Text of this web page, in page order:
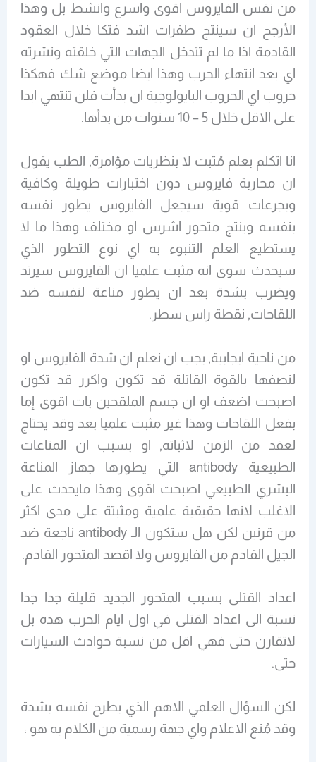
من نفس الفايروس اقوى واسرع وانشط بل وهذا
الأرجح ان سينتج طفرات اشد فتكا خلال العقود
القادمة اذا ما لم تتدخل الجهات التي خلقته ونشرته
اي بعد انتهاء الحرب وهذا ايضا موضع شك فهكذا
حروب اي الحروب البايولوجية ان بدأت فلن تنتهي ابدا
على الاقل خلال 5 – 10 سنوات من بدأها.
انا اتكلم بعلم مُثبت لا بنظريات مؤامرة, الطب يقول
ان محاربة فايروس دون اختبارات طويلة وكافية
وبجرعات قوية سيجعل الفايروس يطور نفسه
بنفسه وينتج متحور اشرس او مختلف وهذا ما لا
يستطيع العلم التنبوء به اي نوع التطور الذي
سيحدث سوى انه مثبت علميا ان الفايروس سيرتد
ويضرب بشدة بعد ان يطور مناعة لنفسه ضد
اللقاحات, نقطة راس سطر.
من ناحية ايجابية, يجب ان نعلم ان شدة الفايروس او
لنصفها بالقوة القاتلة قد تكون واكرر قد تكون
اصبحت اضعف او ان جسم الملقحين بات اقوى إما
بفعل اللقاحات وهذا غير مثبت علميا بعد وقد يحتاج
لعقد من الزمن لاثباته, او بسبب ان المناعات
الطبيعية antibody التي يطورها جهاز المناعة
البشري الطبيعي اصبحت اقوى وهذا مايحدث على
الاغلب لانها حقيقية علمية ومثبتة على مدى اكثر
من قرنين لكن هل ستكون الـ antibody ناجعة ضد
الجيل القادم من الفايروس ولا اقصد المتحور القادم.
اعداد القتلى بسبب المتحور الجديد قليلة جدا جدا
نسبة الى اعداد القتلى في اول ايام الحرب هذه بل
لاتقارن حتى فهي اقل من نسبة حوادث السيارات
حتى.
لكن السؤال العلمي الاهم الذي يطرح نفسه بشدة
وقد مُنع الاعلام واي جهة رسمية من الكلام به هو :